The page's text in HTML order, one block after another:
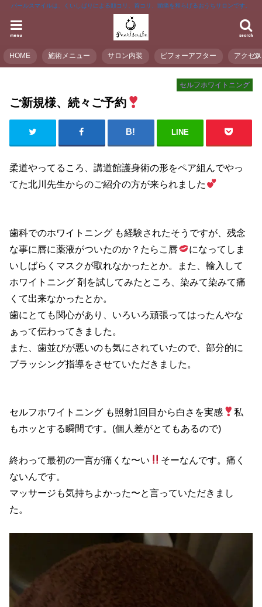
パールスマイルは、くいしばりによる顔コリ、首コリ、頭痛を和らげるおうちサロンです。
search
menu
HOME 施術メニュー サロン内装 ビフォーアフター アクセス
セルフホワイトニング
ご新規様、続々ご予約
LINE
柔道やってるころ、講道館護身術の形をペア組んでやっ
てた北川先生からのご紹介の方が来られました
歯科でのホワイトニング も経験されたそうですが、残念
な事に唇に薬液がついたのか？たらこ唇
になってしま
いしばらくマスクが取れなかったとか。また、輸入して
ホワイトニング 剤を試してみたところ、染みて染みて痛
くて出来なかったとか。
歯にとても関心があり、いろいろ頑張ってはったんやな
ぁって伝わってきました。
また、歯並びが悪いのも気にされていたので、部分的に
ブラッシング指導をさせていただきました。
セルフホワイトニング も照射1回目から白さを実感
私
もホッとする瞬間です。(個人差がとてもあるので)
終わって最初の一言が痛くな〜い
そーなんです。痛く
ないんです。
マッサージも気持ちよかった〜と言っていただきまし
た。